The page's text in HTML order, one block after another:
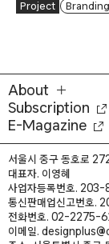
Project Branding
About
Subscription
E-Magazine
서울시 중구 동호로
대표자. 이영혜
사업자등록번호.
통신판매업신고번호.
전화번호. 02-2275-
이메일.